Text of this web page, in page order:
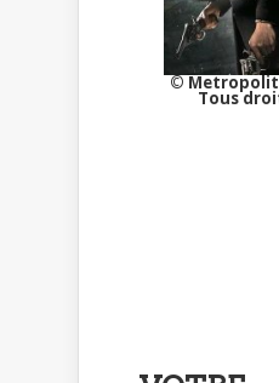
©
Tous